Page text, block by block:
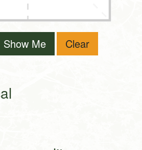
Show Me Clear